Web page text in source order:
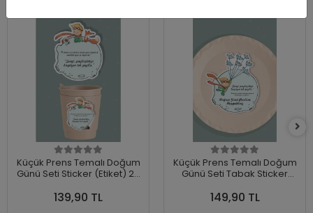
Küçük Prens Temalı Doğum
Günü Seti Sticker (Etiket) 20
139,90 TL
Küçük Prens Temalı Doğum
Günü Seti Tabak Sticker
149,90 TL